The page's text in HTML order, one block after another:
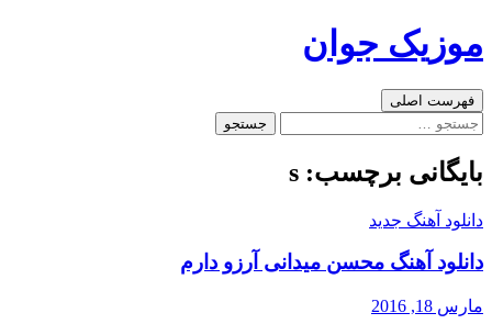
به
موزیک جوان
جست‌وجو
فهرست اصلی
جستجو
بایگانی برچسب: s
دانلود آهنگ جدید
دانلود آهنگ محسن میدانی آرزو دارم
مارس 18, 2016